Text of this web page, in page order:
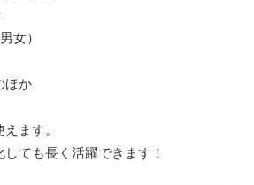
女）
ほか
ます。
ても長く活躍できます！